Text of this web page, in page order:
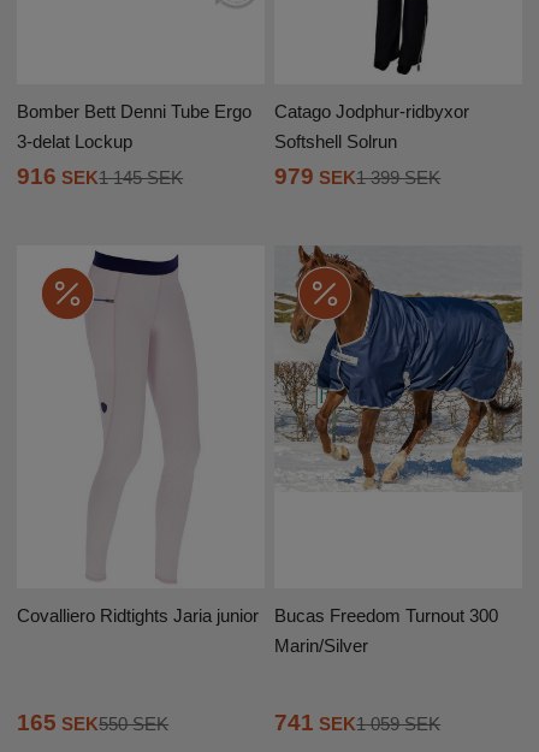
Bomber Bett Denni Tube Ergo
3-delat Lockup
916 SEK1 145 SEK
Catago Jodphur-ridbyxor
Softshell Solrun
979 SEK1 399 SEK
Covalliero Ridtights Jaria junior
165 SEK550 SEK
Bucas Freedom Turnout 300
Marin/Silver
741 SEK1 059 SEK